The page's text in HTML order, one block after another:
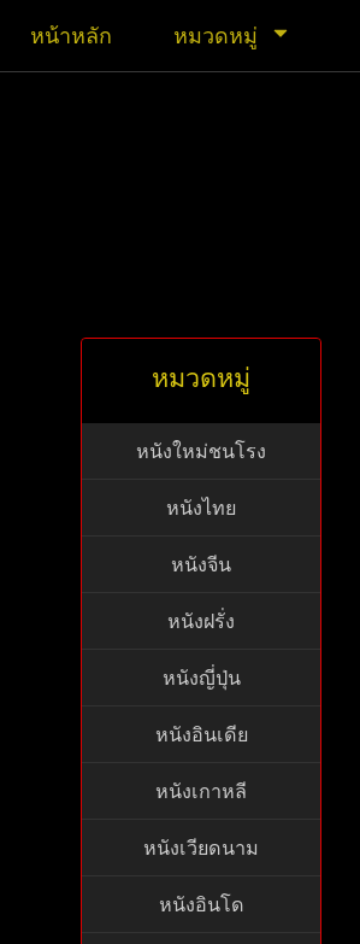
หน้าหลัก หมวดหมู่
หมวดหมู่
หนังใหม่ชนโรง
หนังไทย
หนังจีน
หนังฝรั่ง
หนังญี่ปุ่น
หนังอินเดีย
หนังเกาหลี
หนังเวียดนาม
หนังอินโด